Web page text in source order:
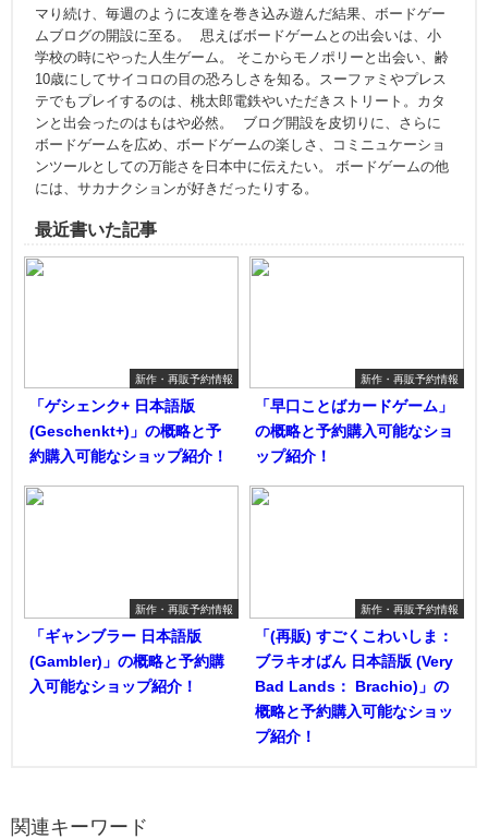
マり続け、毎週のように友達を巻き込み遊んだ結果、ボードゲー
ムブログの開設に至る。 思えばボードゲームとの出会いは、小
学校の時にやった人生ゲーム。 そこからモノポリーと出会い、齢
10歳にしてサイコロの目の恐ろしさを知る。スーファミやプレス
テでもプレイするのは、桃太郎電鉄やいただきストリート。カタ
ンと出会ったのはもはや必然。 ブログ開設を皮切りに、さらに
ボードゲームを広め、ボードゲームの楽しさ、コミニュケーショ
ンツールとしての万能さを日本中に伝えたい。 ボードゲームの他
には、サカナクションが好きだったりする。
最近書いた記事
新作・再販予約情報
「ゲシェンク+ 日本語版
(Geschenkt+)」の概略と予
約購入可能なショップ紹介！
新作・再販予約情報
「早口ことばカードゲーム」
の概略と予約購入可能なショ
ップ紹介！
新作・再販予約情報
「ギャンブラー 日本語版
(Gambler)」の概略と予約購
入可能なショップ紹介！
新作・再販予約情報
「(再販) すごくこわいしま：
ブラキオばん 日本語版 (Very
Bad Lands： Brachio)」の
概略と予約購入可能なショッ
プ紹介！
関連キーワード